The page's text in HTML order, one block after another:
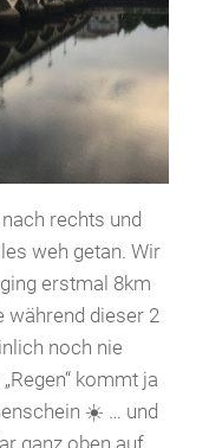
rechts und
weh getan. Wir
erstmal 8km
dieser 2
noch nie
kommt ja
☀️ … und
ganz oben auf